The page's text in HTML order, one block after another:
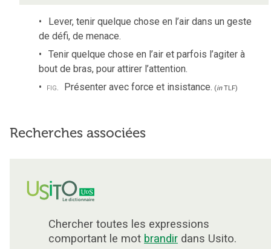
Lever, tenir quelque chose en l’air dans un geste
de défi, de menace.
Tenir quelque chose en l’air et parfois l’agiter à
bout de bras, pour attirer l’attention.
fig. Présenter avec force et insistance. (inTLF)
Recherches associées
Chercher toutes les expressions
comportant le mot brandir dans Usito.